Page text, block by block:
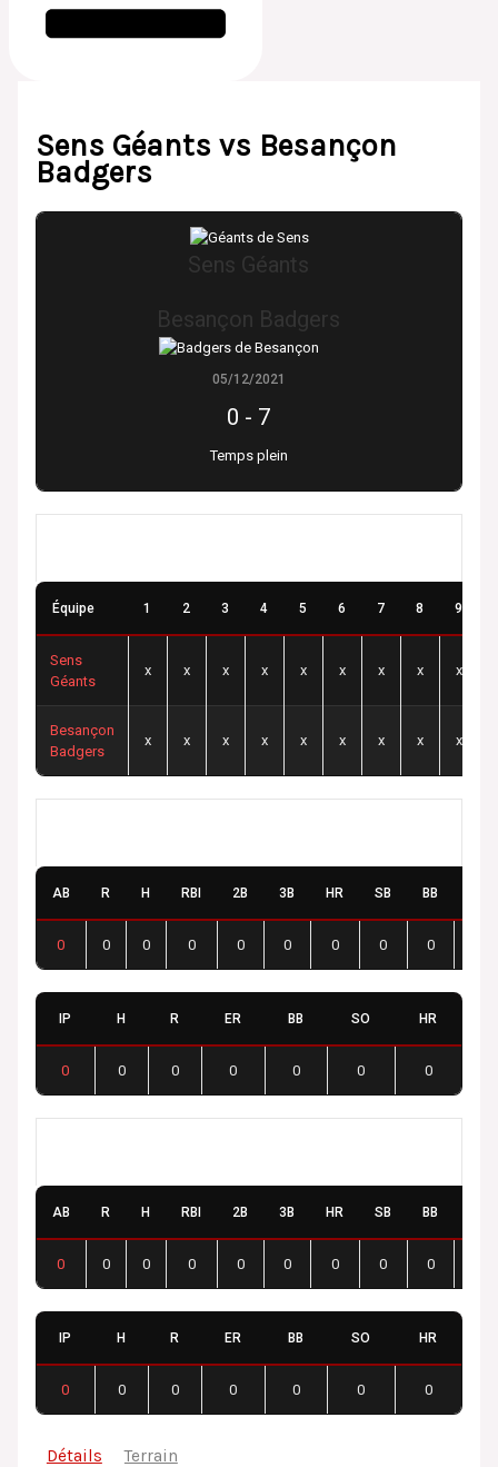
Sens Géants vs Besançon
Badgers
Sens Géants
Besançon Badgers
05/12/2021
0 - 7
Temps plein
Équipe 1 2 3 4 5 6 7 8 9
Sens
Géants
x x x x x x x x x
Besançon
Badgers
x x x x x x x x x
AB R H RBI 2B 3B HR SB BB
0 0 0 0 0 0 0 0 0
IP H R ER BB SO HR
0 0 0 0 0 0 0
AB R H RBI 2B 3B HR SB BB
0 0 0 0 0 0 0 0 0
IP H R ER BB SO HR
0 0 0 0 0 0 0
Détails Terrain